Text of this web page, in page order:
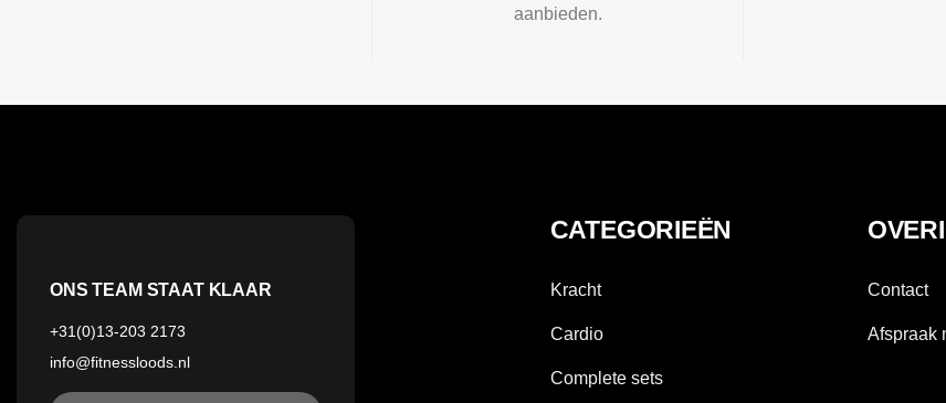
aanbieden.
ONS TEAM STAAT KLAAR
+31(0)13-203 2173
info@fitnessloods.nl
CATEGORIEËN
Kracht
Cardio
Complete sets
Contact
Afspraak